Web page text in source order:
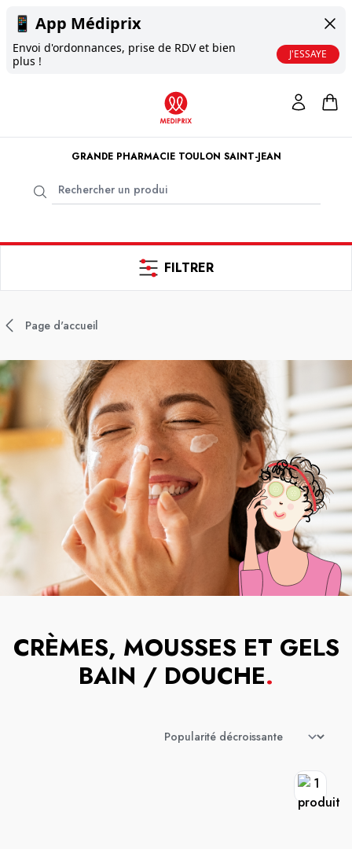
📱 App Médiprix
Envoi d'ordonnances, prise de RDV et bien
plus !
J'ESSAYE
GRANDE PHARMACIE TOULON SAINT-JEAN
FILTRER
Page d'accueil
CRÈMES, MOUSSES ET GELS
BAIN / DOUCHE.